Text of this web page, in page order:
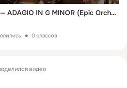
ALBINONI _ GIAZOTTO — ADAGIO IN G MINOR (Epic Orchestral Trance Remix) _ 369 Cat. Ссылка: https://www.youtube.com/watch?v=AbeWy9bcYSg&list=RDAbeWy9bcYSg&start_radio=1
0 классов
видео